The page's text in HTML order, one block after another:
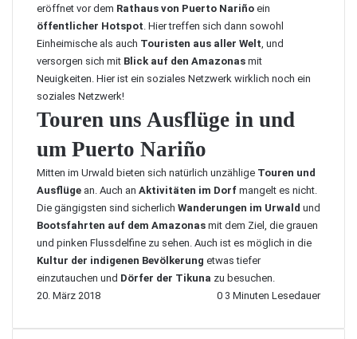
eröffnet vor dem Rathaus von Puerto Nariño ein
öffentlicher Hotspot . Hier treffen sich dann sowohl
Einheimische als auch Touristen aus aller Welt , und
versorgen sich mit Blick auf den Amazonas mit
Neuigkeiten. Hier ist ein soziales Netzwerk wirklich noch ein
soziales Netzwerk!
Touren uns Ausflüge in und
um Puerto Nariño
Mitten im Urwald bieten sich natürlich unzählige Touren und
Ausflüge an. Auch an Aktivitäten im Dorf mangelt es nicht.
Die gängigsten sind sicherlich Wanderungen im Urwald und
Bootsfahrten auf dem Amazonas mit dem Ziel, die grauen
und pinken Flussdelfine zu sehen. Auch ist es möglich in die
Kultur der indigenen Bevölkerung etwas tiefer
einzutauchen und Dörfer der Tikuna zu besuchen.
20. März 2018
0 3 Minuten Lesedauer